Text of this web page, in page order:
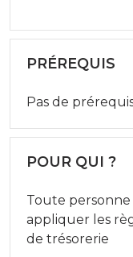
PRÉREQUIS
Pas de
POUR QUI ?
Toute
appliquer les
de trésorerie